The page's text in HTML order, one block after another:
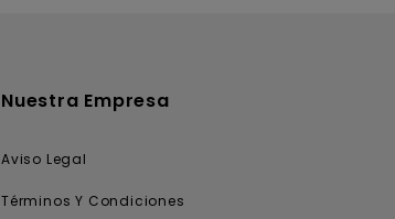
Nuestra Empresa
Aviso Legal
Términos Y Condiciones